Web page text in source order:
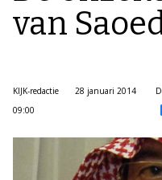
van
KIJK-redactie
28 januari 2014
09:00